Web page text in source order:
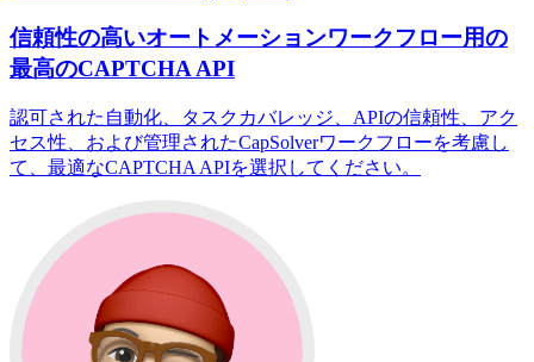
信頼性の高いオートメーションワークフロー用の
最高のCAPTCHA API
認可された自動化、タスクカバレッジ、APIの信頼性、アク
セス性、および管理されたCapSolverワークフローを考慮し
て、最適なCAPTCHA APIを選択してください。